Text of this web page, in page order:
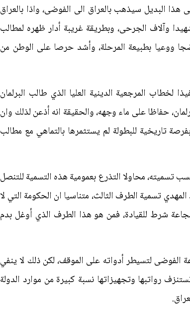
البديل سيذهب بالعراق الى الفوضى، واذا بالعراق
يقترب من هذه الفوضى، ويدفع بسبب عناده وسوء ادارته للأزمة (408) شهيدا وآلاف الجرحى، وبطريقة غريبة أدار ظهره لمطالب
ووعيا بطبيعة المرحلة، وأشد حرصا على الوطن من
المرجعية الدينية العليا الذي طالب البرلمان
حفاظا على ماء وجهه، والحقيقة انه أذعن لذلك وان
تاريخية للبطولة لم يستثمرها بالتماهي مع مطالب
تسميته، محاولا التذرع بعمومية هذه التسمية للتنصل
تسمية الطرف الثالث، متناسيا ان الحكومة التي لا
شرط للقيادة، فمن هو هذا الطرف الذي أوغل بدم
الفوضى لتسيطر أدواته على الموقف، لكن ذلك لا ينفي
رواتبها وتجهيزاتها نسبة كبيرة من موارد الدولة